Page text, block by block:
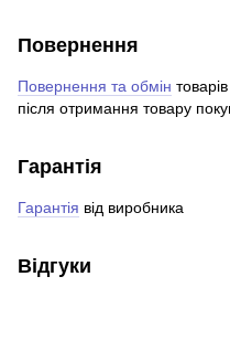
Повернення
Повернення та обмін
після отримання товару
Гарантія
Гарантія від виробника
Відгуки